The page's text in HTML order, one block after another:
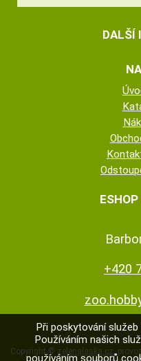
DALŠÍ
+420
Copyright © zelenalaska.cz,
Při poskytování
Používáním našich
používáním souborů